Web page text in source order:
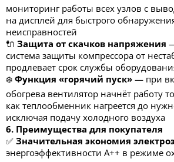
мониторинг работы всех узлов с
на дисплей для быстрого
неисправностей
🔌 Защита от скачков напряжения
система защиты компрессора от
продлевает срок службы
❄️ Функция «горячий пуск» — при
обогрева вентилятор начнёт работу
как теплообменник нагреется до
исключая подачу холодного воздуха
6. Преимущества для покупателя
✅ Значительная экономия
энергоэффективности A++ в режиме